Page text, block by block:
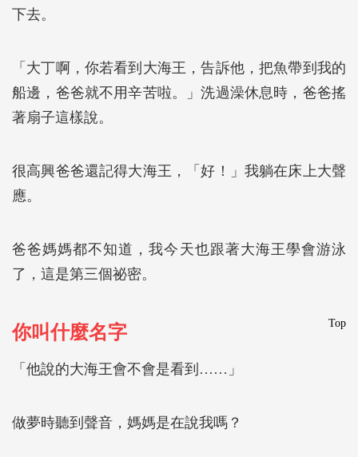
下去。
「大丁啊，你若看到大海王，告訴他，把魚帶到我的
船邊，爸爸就不用辛苦啦。」洗過澡休息時，爸爸搖
著扇子這樣說。
很高興爸爸還記得大海王，「好！」我躺在床上大聲
應。
爸爸媽媽都不知道，我今天也跟著大海王學會游泳
了，這是第三個祕密。
Top
你叫什麼名字
「他說的大海王會不會是看到……」
做夢時聽到聲音，媽媽是在說我嗎？